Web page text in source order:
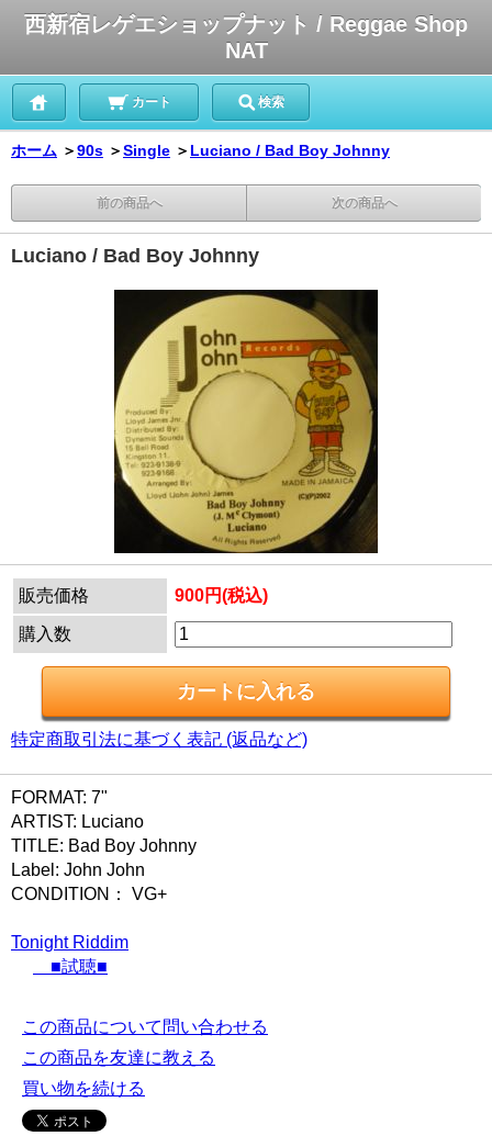
西新宿レゲエショップナット / Reggae Shop
NAT
カート 検索
ホーム ＞90s ＞Single ＞ Luciano / Bad Boy Johnny
前の商品へ 次の商品へ
Luciano / Bad Boy Johnny
販売価格 900円(税込)
購入数
特定商取引法に基づく表記 (返品など)
FORMAT: 7"
ARTIST: Luciano
TITLE: Bad Boy Johnny
Label: John John
CONDITION： VG+
Tonight Riddim
■試聴■
この商品について問い合わせる
この商品を友達に教える
買い物を続ける